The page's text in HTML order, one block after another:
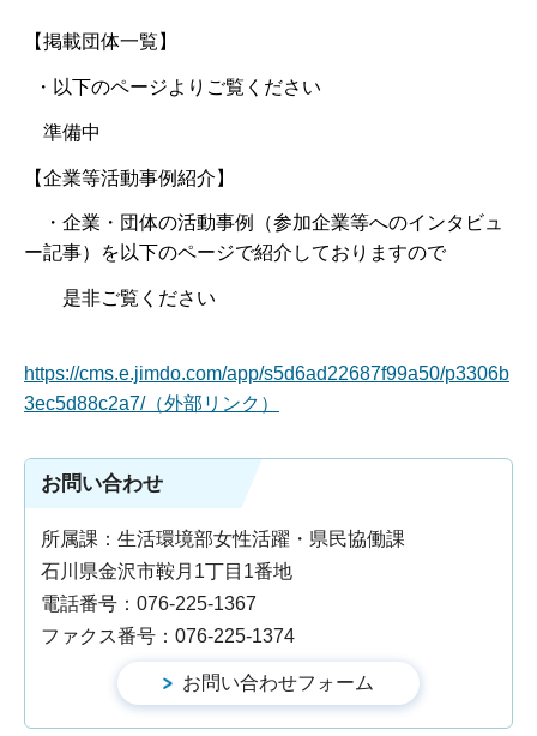
【掲載団体一覧】
・以下のページよりご覧ください
準備中
【企業等活動事例紹介】
・企業・団体の活動事例（参加企業等へのインタビュ
ー記事）を以下のページで紹介しておりますので
是非ご覧ください
https://cms.e.jimdo.com/app/s5d6ad22687f99a50/p3306b
3ec5d88c2a7/（外部リンク）
お問い合わせ
所属課：生活環境部女性活躍・県民協働課
石川県金沢市鞍月1丁目1番地
電話番号：076-225-1367
ファクス番号：076-225-1374